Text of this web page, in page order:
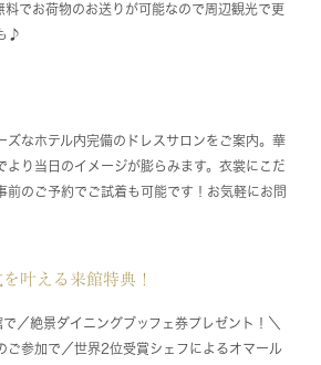
でお荷物のお送りが可能なので周辺観光で更
♪
ズなホテル内完備のドレスサロンをご案内。華
より当日のイメージが膨らみます。衣裳にこだ
前のご予約でご試着も可能です！お気軽にお問
叶える来館特典！
／絶景ダイニングブッフェ券プレゼント！＼
ご参加で／世界2位受賞シェフによるオマール